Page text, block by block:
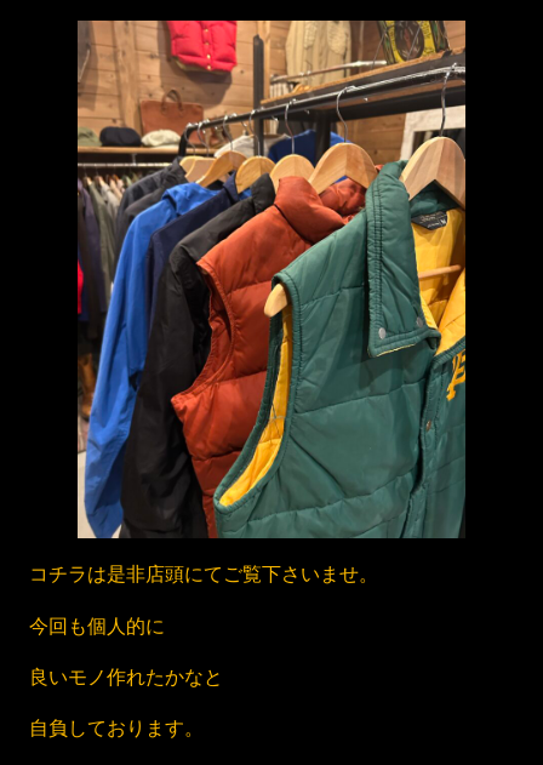
コチラは是非店頭にてご覧下さいませ。
今回も個人的に
良いモノ作れたかなと
自負しております。